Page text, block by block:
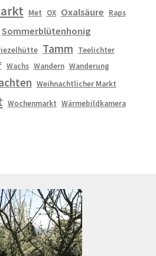
Met OX Oxalsäure Raps
Sommerblütenhonig
Tamm Teelichter
Wachs Wandern Wanderung
Weihnachtlicher Markt
Wochenmarkt Wärmebildkamera